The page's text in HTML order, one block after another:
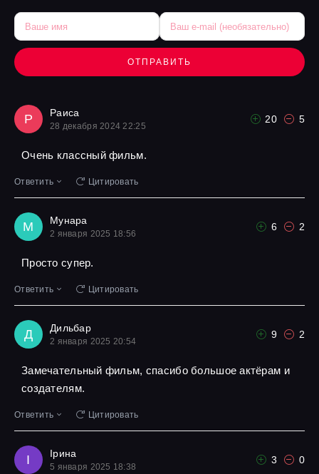
ОТПРАВИТЬ
Р Раиса
28 декабря 2024 22:25
20 5
Очень классный фильм.
Ответить Цитировать
М Мунара
2 января 2025 18:56
6 2
Просто супер.
Ответить Цитировать
Д Дильбар
2 января 2025 20:54
9 2
Замечательный фильм, спасибо большое актёрам и
создателям.
Ответить Цитировать
І Ірина
5 января 2025 18:38
3 0